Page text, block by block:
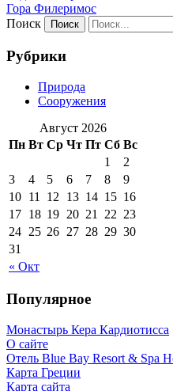
Гора Филеримос
Поиск
Рубрики
Природа
Сооружения
Август 2026
Пн Вт Ср Чт Пт Сб Вс
« Окт
1
2
3
4 5 6 7 8
9
10 11 12 13 14 15 16
17 18 19 20 21 22 23
24 25 26 27 28 29 30
31
Популярное
Монастырь Кера Кардиотисса
О сайте
Отель Blue Bay Resort & Spa
Карта Греции
Карта сайта